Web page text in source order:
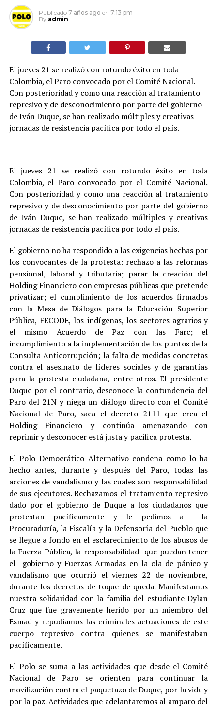
Publicado 7 años ago en 7:13 pm
By admin
El jueves 21 se realizó con rotundo éxito en toda
Colombia, el Paro convocado por el Comité Nacional.
Con posterioridad y como una reacción al tratamiento
represivo y de desconocimiento por parte del gobierno
de Iván Duque, se han realizado múltiples y creativas
jornadas de resistencia pacífica por todo el país.
El jueves 21 se realizó con rotundo éxito en toda
Colombia, el Paro convocado por el Comité Nacional.
Con posterioridad y como una reacción al tratamiento
represivo y de desconocimiento por parte del gobierno
de Iván Duque, se han realizado múltiples y creativas
jornadas de resistencia pacífica por todo el país.
El gobierno no ha respondido a las exigencias hechas por
los convocantes de la protesta: rechazo a las reformas
pensional, laboral y tributaria; parar la creación del
Holding Financiero con empresas públicas que pretende
privatizar; el cumplimiento de los acuerdos firmados
con la Mesa de Diálogos para la Educación Superior
Pública, FECODE, los indígenas, los sectores agrarios y
el mismo Acuerdo de Paz con las Farc; el
incumplimiento a la implementación de los puntos de la
Consulta Anticorrupción; la falta de medidas concretas
contra el asesinato de líderes sociales y de garantías
para la protesta ciudadana, entre otros. El presidente
Duque por el contrario, desconoce la contundencia del
Paro del 21N y niega un diálogo directo con el Comité
Nacional de Paro, saca el decreto 2111 que crea el
Holding Financiero y continúa amenazando con
reprimir y desconocer está justa y pacifica protesta.
El Polo Democrático Alternativo condena como lo ha
hecho antes, durante y después del Paro, todas las
acciones de vandalismo y las cuales son responsabilidad
de sus ejecutores. Rechazamos el tratamiento represivo
dado por el gobierno de Duque a los ciudadanos que
protestan pacíficamente y le pedimos a la
Procuraduría, la Fiscalía y la Defensoría del Pueblo que
se llegue a fondo en el esclarecimiento de los abusos de
la Fuerza Pública, la responsabilidad que puedan tener
el gobierno y Fuerzas Armadas en la ola de pánico y
vandalismo que ocurrió el viernes 22 de noviembre,
durante los decretos de toque de queda. Manifestamos
nuestra solidaridad con la familia del estudiante Dylan
Cruz que fue gravemente herido por un miembro del
Esmad y repudiamos las criminales actuaciones de este
cuerpo represivo contra quienes se manifestaban
pacíficamente.
El Polo se suma a las actividades que desde el Comité
Nacional de Paro se orienten para continuar la
movilización contra el paquetazo de Duque, por la vida y
por la paz. Actividades que adelantaremos al amparo del